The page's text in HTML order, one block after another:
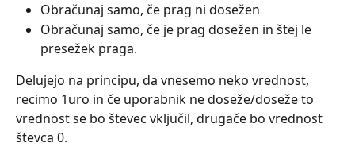
Obračunaj samo, če prag ni dosežen
Obračunaj samo, če je prag dosežen in štej le
presežek praga.
Delujejo na principu, da vnesemo neko vrednost,
recimo 1uro in če uporabnik ne doseže/doseže to
vrednost se bo števec vključil, drugače bo vrednost
števca 0.